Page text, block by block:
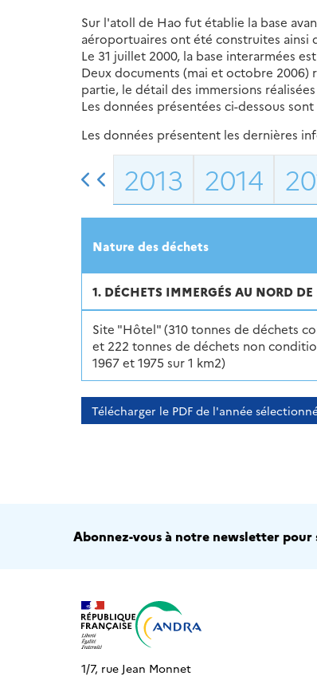
Sur l'atoll de Hao fut établie la base
aéroportuaires ont été construites ainsi
Le 31 juillet 2000, la base interarmées
Deux documents (mai et octobre 2006)
partie, le détail des immersions
Les données présentées ci-dessous
Les données présentent les dernières
2013 2014
Nature des déchets
1. DÉCHETS IMMERGÉS AU NORD
Site "Hôtel" (310 tonnes de déchets
et 222 tonnes de déchets non
1967 et 1975 sur 1 km2)
Télécharger le PDF de l'année
Abonnez-vous à notre newsletter pour
1/7, rue Jean Monnet